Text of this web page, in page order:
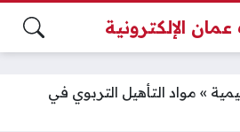
الإلكترونية
» مواد التأهيل التربوي في